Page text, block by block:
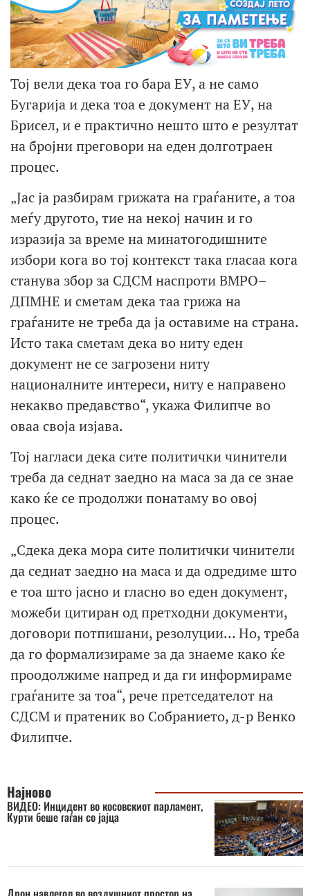
Тој вели дека тоа го бара ЕУ, а не само
Бугарија и дека тоа е документ на ЕУ, на
Брисел, и е практично нешто што е резултат
на бројни преговори на еден долготраен
процес.
„Јас ја разбирам грижата на граѓаните, а тоа
меѓу другото, тие на некој начин и го
изразија за време на минатогодишните
избори кога во тој контекст така гласаа кога
станува збор за СДСМ наспроти ВМРО–
ДПМНЕ и сметам дека таа грижа на
граѓаните не треба да ја оставиме на страна.
Исто така сметам дека во ниту еден
документ не се загрозени ниту
националните интереси, ниту е направено
некакво предавство“, укажа Филипче во
оваа своја изјава.
Тој нагласи дека сите политички чинители
треба да седнат заедно на маса за да се знае
како ќе се продолжи понатаму во овој
процес.
„Сдека дека мора сите политички чинители
да седнат заедно на маса и да одредиме што
е тоа што јасно и гласно во еден документ,
можеби цитиран од претходни документи,
договори потпишани, резолуции… Но, треба
да го формализираме за да знаеме како ќе
проодолжиме напред и да ги информираме
граѓаните за тоа“, рече претседателот на
СДСМ и пратеник во Собранието, д-р Венко
Филипче.
Најново
ВИДЕО: Инцидент во косовскиот парламент,
Курти беше гаѓан со јајца